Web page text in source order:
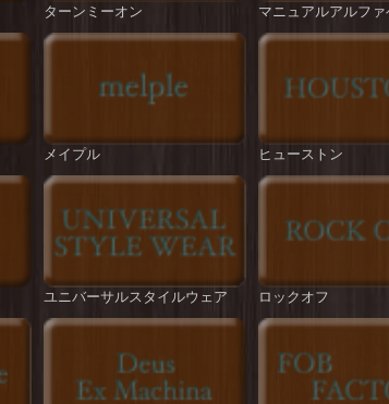
ターンミーオン マニュアルアルファ
メイプル ヒューストン
ユニバーサルスタイルウェア ロックオフ